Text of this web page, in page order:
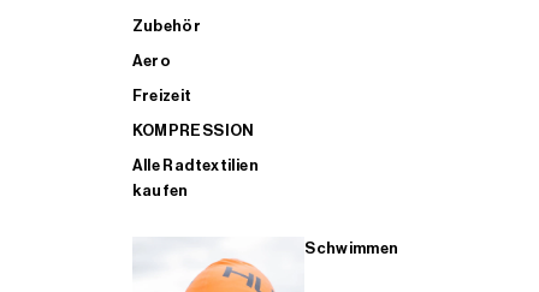
Zubehör
Aero
Freizeit
KOMPRESSION
Alle Radtextilien
kaufen
Schwimmen